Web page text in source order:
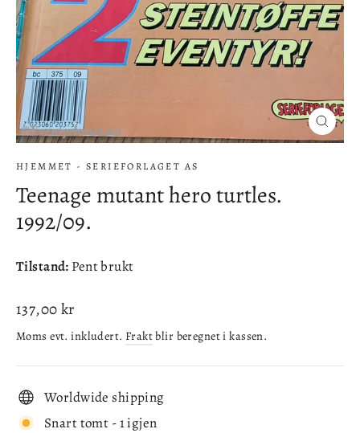
Lukke
(esc)
HJEMMET - SERIEFORLAGET AS
Teenage mutant hero turtles.
1992/09.
Tilstand: Pent brukt
Ordinær
pris
137,00 kr
Moms evt. inkludert. Fraktblir beregnet i kassen.
Worldwide shipping
Snart tomt - 1 igjen